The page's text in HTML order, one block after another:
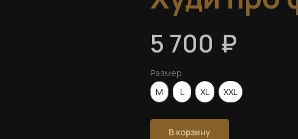
5 700 ₽
Размер
M
L XL XXL
В корзину